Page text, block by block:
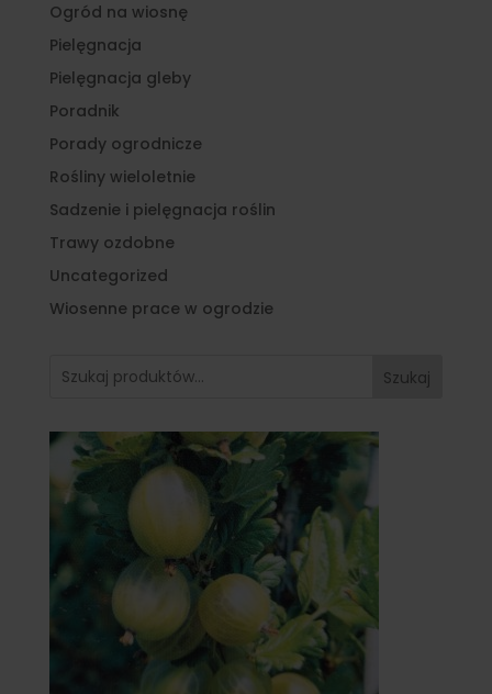
Ogród na wiosnę
Pielęgnacja
Pielęgnacja gleby
Poradnik
Porady ogrodnicze
Rośliny wieloletnie
Sadzenie i pielęgnacja roślin
Trawy ozdobne
Uncategorized
Wiosenne prace w ogrodzie
Szukaj